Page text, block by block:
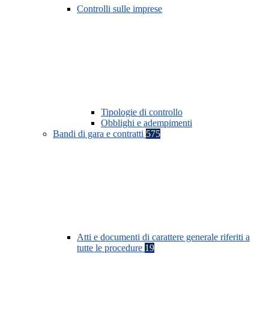
Controlli sulle imprese
Tipologie di controllo
Obblighi e adempimenti
Bandi di gara e contratti 575
Atti e documenti di carattere generale riferiti a
tutte le procedure 19